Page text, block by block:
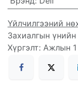
Үйлчилгээний
Захиалгын
Хүргэлт: Ажлын